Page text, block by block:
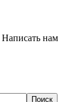
Написать нам